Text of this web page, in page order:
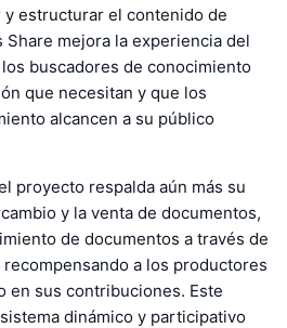
y estructurar el contenido de
Share mejora la experiencia del
buscadores de conocimiento
que necesitan y que los
alcancen a su público
proyecto respalda aún más su
y la venta de documentos,
de documentos a través de
a los productores
en sus contribuciones. Este
dinámico y participativo